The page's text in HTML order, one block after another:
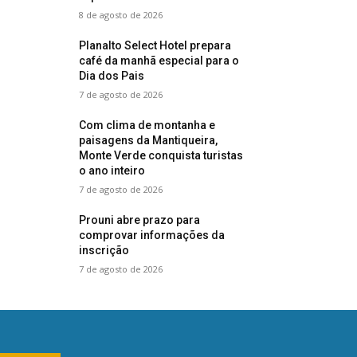
8 de agosto de 2026
Planalto Select Hotel prepara
café da manhã especial para o
Dia dos Pais
7 de agosto de 2026
Com clima de montanha e
paisagens da Mantiqueira,
Monte Verde conquista turistas
o ano inteiro
7 de agosto de 2026
Prouni abre prazo para
comprovar informações da
inscrição
7 de agosto de 2026